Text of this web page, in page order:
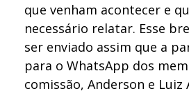
que venham acontecer e
necessário relatar. Esse
ser enviado assim que a
para o WhatsApp dos
comissão, Anderson e Luiz